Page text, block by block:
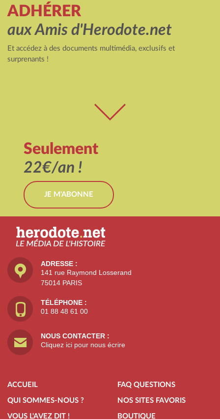
ADHÉRER
aux Amis d'Herodote.net
Et accédez à des documents multimédia, exclusifs et
surprenants !
Seulement
22€/an !
JE M'ABONNE
ADRESSE :
141 rue Raymond Losserand
75014 PARIS
TÉLÉPHONE :
01 88 48 61 00
NOUS CONTACTER :
Cliquez ici pour nous écrire
ACCUEIL
QUI SOMMES-NOUS ?
VOUS L'AVEZ DIT !
FAQ QUESTIONS
NOS SITES FAVORIS
BOUTIQUE